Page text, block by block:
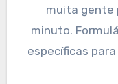
muita gente
minuto.
específicas